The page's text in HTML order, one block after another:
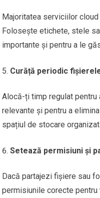
Majoritatea serviciilor
Folosește etichete, stele
importante și pentru a le
Curăță periodic
Alocă-ți timp regulat
relevante și pentru a
spațiul de stocare
Setează permisiuni și
Dacă partajezi fișiere sau
permisiunile corecte